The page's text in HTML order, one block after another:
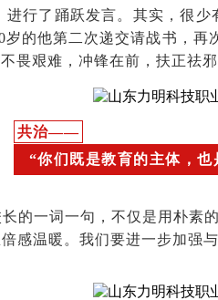
行了踊跃发言。其实，很
岁的他第二次递交请战书
畏艰难，冲锋在前，扶正祛
共治——
“你们既是教育的主体，也
一词一句，不仅是用朴素
感温暖。我们要进一步加强